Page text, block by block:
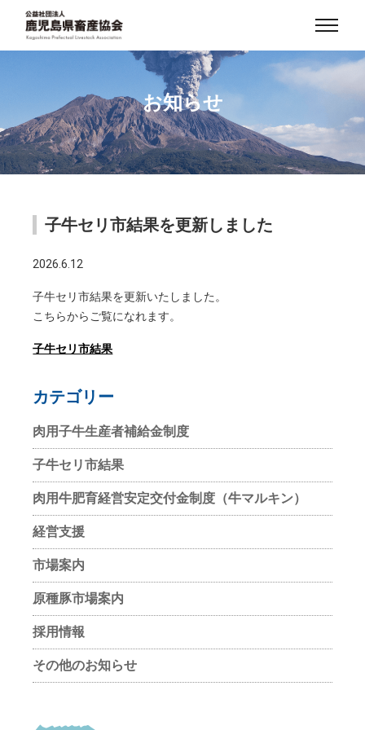
お知らせ
子牛セリ市結果を更新しました
2026.6.12
子牛セリ市結果を更新いたしました。
こちらからご覧になれます。
子牛セリ市結果
カテゴリー
肉用子牛生産者補給金制度
子牛セリ市結果
肉用牛肥育経営安定交付金制度（牛マルキン）
経営支援
市場案内
原種豚市場案内
採用情報
その他のお知らせ